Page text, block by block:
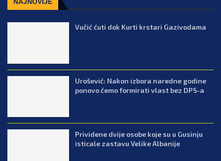
Vučić ćuti dok Kurti krstari Gazivodama
Urošević: Nakon izbora naredne godine
ponovo ćemo formirati vlast bez DPS-a
Prividene dvije osobe koje su u Gusinju
isticale zastavu Velike Albanije